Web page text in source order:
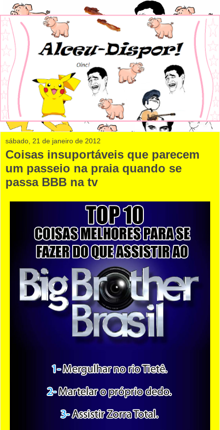
sábado, 21 de janeiro de 2012
Coisas insuportáveis que parecem
um passeio na praia quando se
passa BBB na tv